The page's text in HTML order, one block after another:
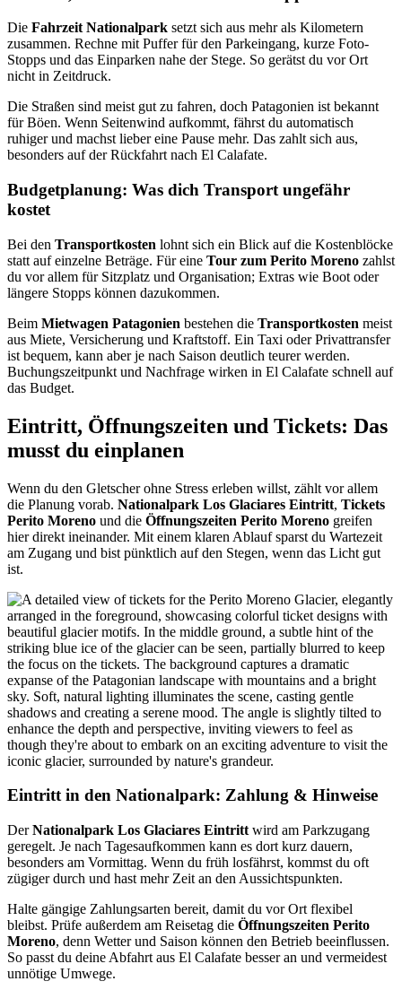
Die Fahrzeit Nationalpark setzt sich aus mehr als Kilometern
zusammen. Rechne mit Puffer für den Parkeingang, kurze Foto-
Stopps und das Einparken nahe der Stege. So gerätst du vor Ort
nicht in Zeitdruck.
Die Straßen sind meist gut zu fahren, doch Patagonien ist bekannt
für Böen. Wenn Seitenwind aufkommt, fährst du automatisch
ruhiger und machst lieber eine Pause mehr. Das zahlt sich aus,
besonders auf der Rückfahrt nach El Calafate.
Budgetplanung: Was dich Transport ungefähr
kostet
Bei den Transportkosten lohnt sich ein Blick auf die Kostenblöcke
statt auf einzelne Beträge. Für eine Tour zum Perito Moreno zahlst
du vor allem für Sitzplatz und Organisation; Extras wie Boot oder
längere Stopps können dazukommen.
Beim Mietwagen Patagonien bestehen die Transportkosten meist
aus Miete, Versicherung und Kraftstoff. Ein Taxi oder Privattransfer
ist bequem, kann aber je nach Saison deutlich teurer werden.
Buchungszeitpunkt und Nachfrage wirken in El Calafate schnell auf
das Budget.
Eintritt, Öffnungszeiten und Tickets: Das
musst du einplanen
Wenn du den Gletscher ohne Stress erleben willst, zählt vor allem
die Planung vorab. Nationalpark Los Glaciares Eintritt, Tickets
Perito Moreno und die Öffnungszeiten Perito Moreno greifen
hier direkt ineinander. Mit einem klaren Ablauf sparst du Wartezeit
am Zugang und bist pünktlich auf den Stegen, wenn das Licht gut
ist.
Eintritt in den Nationalpark: Zahlung & Hinweise
DerNationalpark Los Glaciares Eintritt wird am Parkzugang
geregelt. Je nach Tagesaufkommen kann es dort kurz dauern,
besonders am Vormittag. Wenn du früh losfährst, kommst du oft
zügiger durch und hast mehr Zeit an den Aussichtspunkten.
Halte gängige Zahlungsarten bereit, damit du vor Ort flexibel
bleibst. Prüfe außerdem am Reisetag die Öffnungszeiten Perito
Moreno, denn Wetter und Saison können den Betrieb beeinflussen.
So passt du deine Abfahrt aus El Calafate besser an und vermeidest
unnötige Umwege.